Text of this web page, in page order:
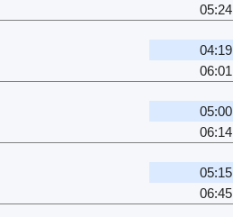
05:24
04:19
06:01
05:00
06:14
05:15
06:45